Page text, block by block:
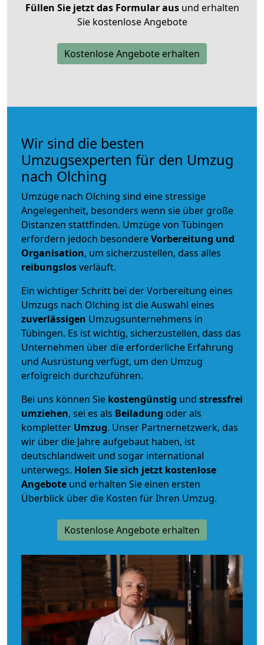
Füllen Sie jetzt das Formular ausund erhalten
Sie kostenlose Angebote
Kostenlose Angebote erhalten
Wir sind die besten
Umzugsexperten für den Umzug
nach Olching
Umzüge nach Olching sind eine stressige
Angelegenheit, besonders wenn sie über große
Distanzen stattfinden. Umzüge von Tübingen
erfordern jedoch besondereVorbereitung und
Organisation, um sicherzustellen, dass alles
reibungslosverläuft.
Ein wichtiger Schritt bei der Vorbereitung eines
Umzugs nach Olching ist die Auswahl eines
zuverlässigen Umzugsunternehmens in
Tübingen. Es ist wichtig, sicherzustellen, dass das
Unternehmen über die erforderliche Erfahrung
und Ausrüstung verfügt, um den Umzug
erfolgreich durchzuführen.
Bei uns können Sie kostengünstig und stressfrei
umziehen, sei es als Beiladung oder als
kompletter Umzug. Unser Partnernetzwerk, das
wir über die Jahre aufgebaut haben, ist
deutschlandweit und sogar international
unterwegs. Holen Sie sich jetzt kostenlose
Angebote und erhalten Sie einen ersten
Überblick über die Kosten für Ihren Umzug.
Kostenlose Angebote erhalten